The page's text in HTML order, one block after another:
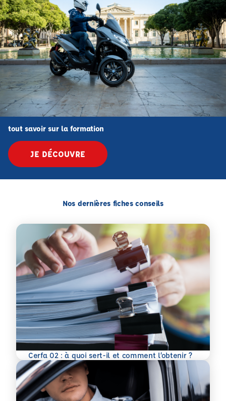
tout savoir sur la formation
JE DÉCOUVRE
Nos dernières fiches conseils
Cerfa 02 : à quoi sert-il et comment l’obtenir ?
En savoir plus